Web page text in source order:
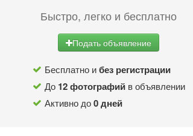
Быстро, легко и бесплатно
Подать объявление
Бесплатно ибез регистрации
До 12 фотографийв объявлении
Активно до0 дней